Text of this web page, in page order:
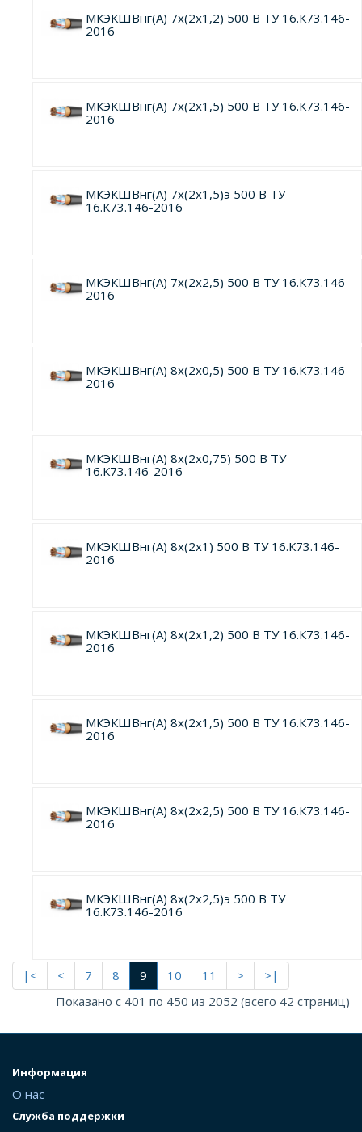
МКЭКШВнг(А) 7х(2х1,2) 500 В ТУ 16.К73.146-
2016
МКЭКШВнг(А) 7х(2х1,5) 500 В ТУ 16.К73.146-
2016
МКЭКШВнг(А) 7х(2х1,5)э 500 В ТУ
16.К73.146-2016
МКЭКШВнг(А) 7х(2х2,5) 500 В ТУ 16.К73.146-
2016
МКЭКШВнг(А) 8х(2х0,5) 500 В ТУ 16.К73.146-
2016
МКЭКШВнг(А) 8х(2х0,75) 500 В ТУ
16.К73.146-2016
МКЭКШВнг(А) 8х(2х1) 500 В ТУ 16.К73.146-
2016
МКЭКШВнг(А) 8х(2х1,2) 500 В ТУ 16.К73.146-
2016
МКЭКШВнг(А) 8х(2х1,5) 500 В ТУ 16.К73.146-
2016
МКЭКШВнг(А) 8х(2х2,5) 500 В ТУ 16.К73.146-
2016
МКЭКШВнг(А) 8х(2х2,5)э 500 В ТУ
16.К73.146-2016
|< < 7 8 9 10 11 >
>|
Показано с 401 по 450 из 2052 (всего 42 страниц)
Информация
О нас
Служба поддержки